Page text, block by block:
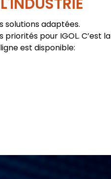
solutions adaptées.
pour IGOL. C’est la
est disponible: